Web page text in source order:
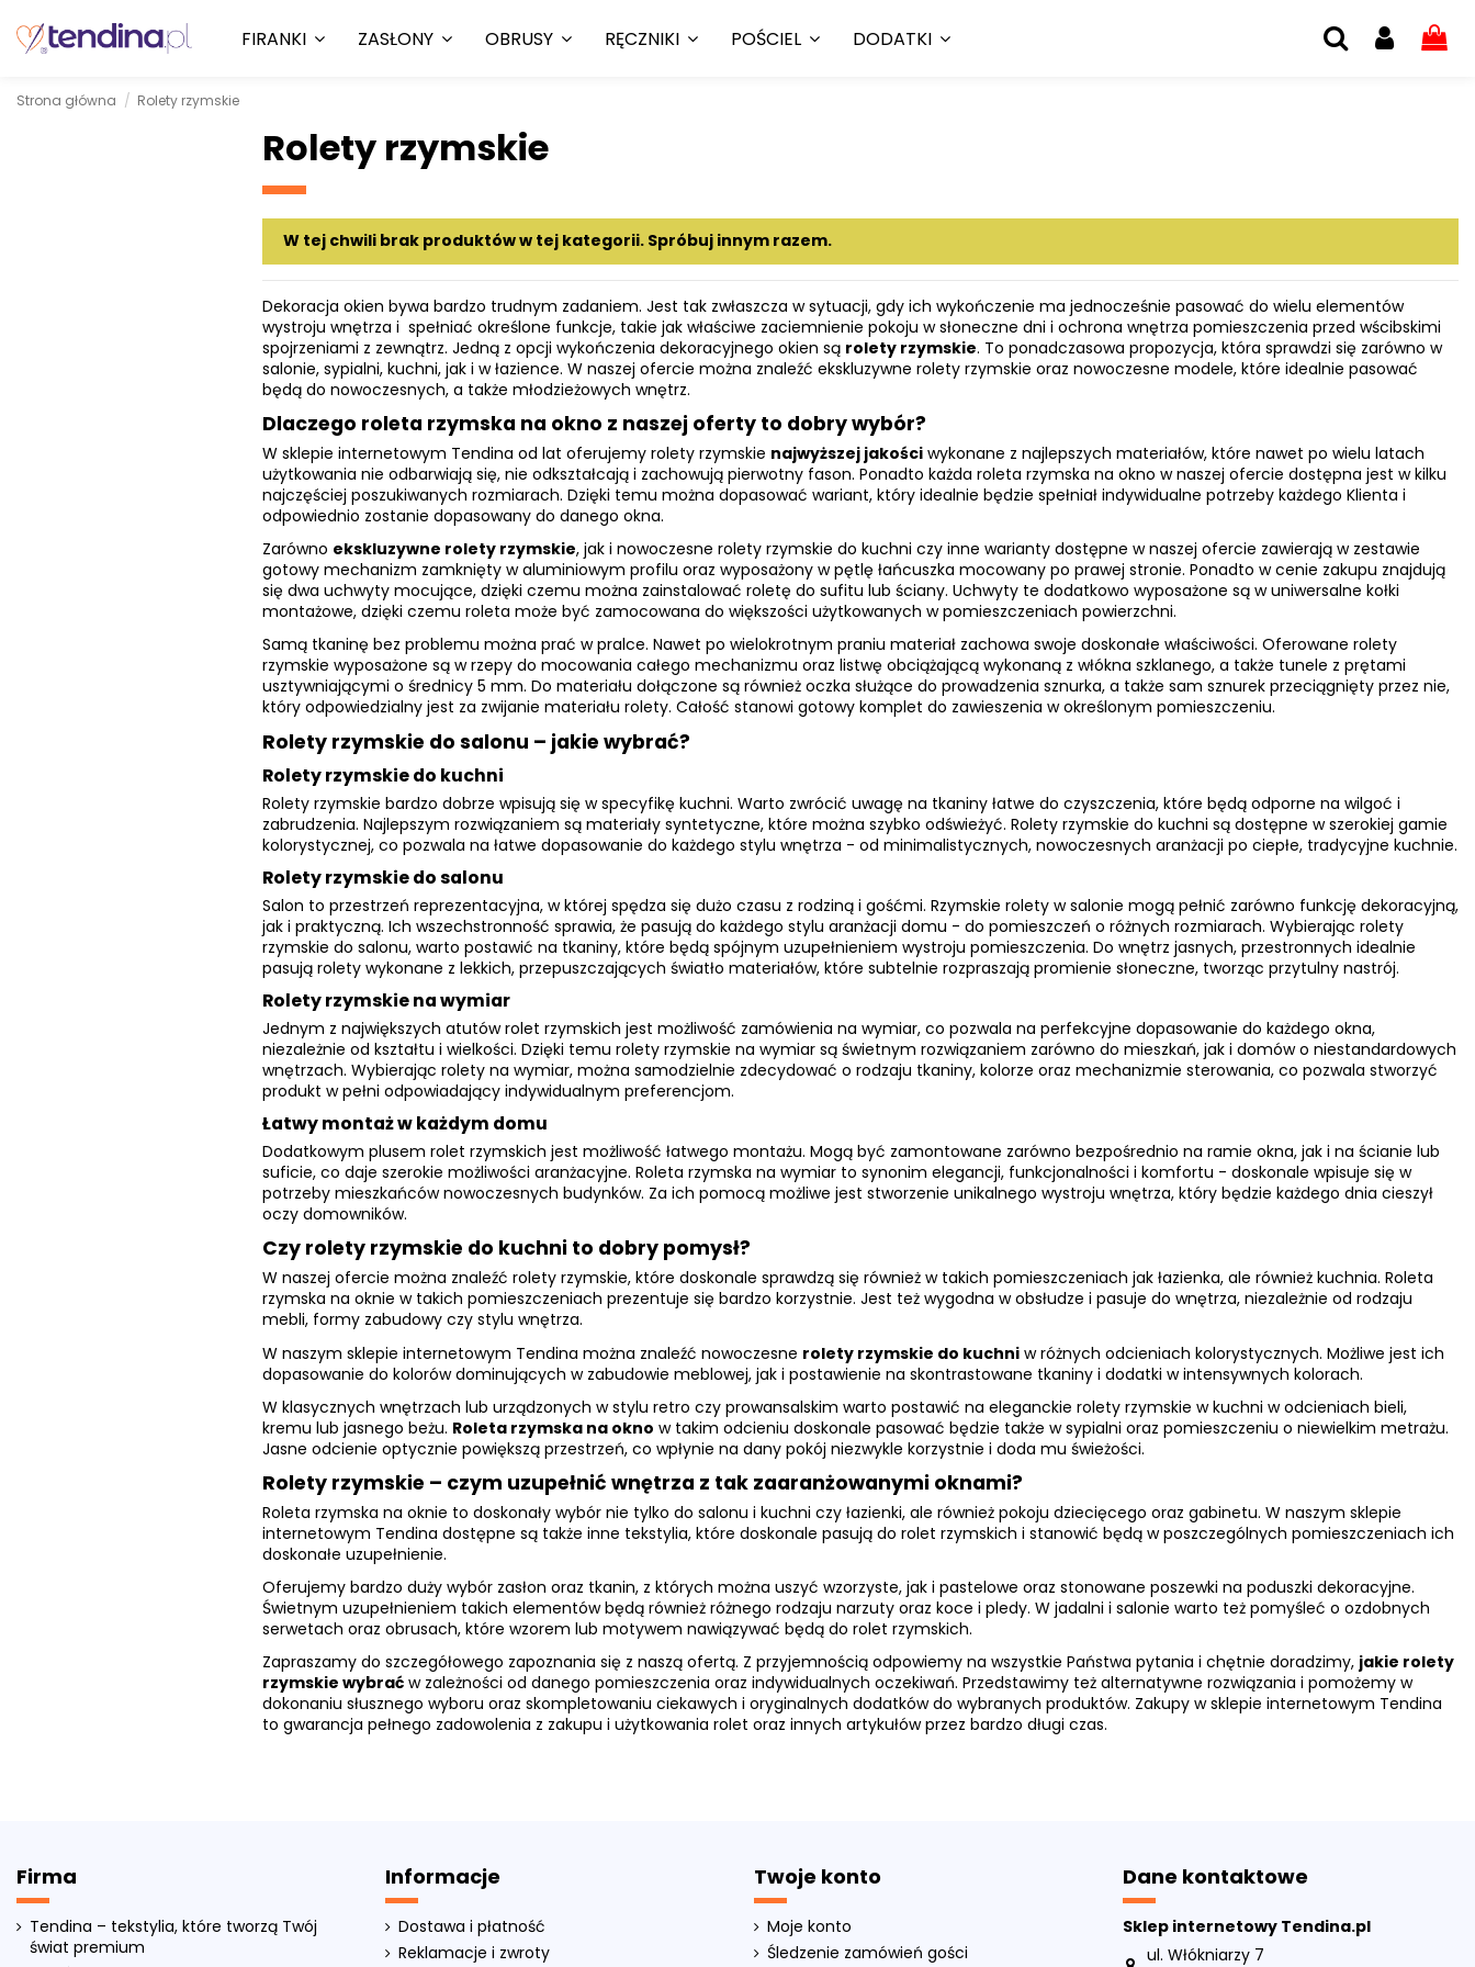
FIRANKI ZASŁONY OBRUSY RĘCZNIKI POŚCIEL DODATKI
Strona główna Rolety rzymskie
Rolety rzymskie
W tej chwili brak produktów w tej kategorii. Spróbuj innym razem.
Dekoracja okien bywa bardzo trudnym zadaniem. Jest tak zwłaszcza w sytuacji, gdy ich wykończenie ma jednocześnie pasować do wielu elementów
wystroju wnętrza i spełniać określone funkcje, takie jak właściwe zaciemnienie pokoju w słoneczne dni i ochrona wnętrza pomieszczenia przed wścibskimi
spojrzeniami z zewnątrz. Jedną z opcji wykończenia dekoracyjnego okien są rolety rzymskie. To ponadczasowa propozycja, która sprawdzi się zarówno w
salonie, sypialni, kuchni, jak i w łazience. W naszej ofercie można znaleźć ekskluzywne rolety rzymskie oraz nowoczesne modele, które idealnie pasować
będą do nowoczesnych, a także młodzieżowych wnętrz.
Dlaczego roleta rzymska na okno z naszej oferty to dobry wybór?
W sklepie internetowym Tendina od lat oferujemy rolety rzymskie najwyższej jakości wykonane z najlepszych materiałów, które nawet po wielu latach
użytkowania nie odbarwiają się, nie odkształcają i zachowują pierwotny fason. Ponadto każda roleta rzymska na okno w naszej ofercie dostępna jest w kilku
najczęściej poszukiwanych rozmiarach. Dzięki temu można dopasować wariant, który idealnie będzie spełniał indywidualne potrzeby każdego Klienta i
odpowiednio zostanie dopasowany do danego okna.
Zarówno ekskluzywne rolety rzymskie, jak i nowoczesne rolety rzymskie do kuchni czy inne warianty dostępne w naszej ofercie zawierają w zestawie
gotowy mechanizm zamknięty w aluminiowym profilu oraz wyposażony w pętlę łańcuszka mocowany po prawej stronie. Ponadto w cenie zakupu znajdują
się dwa uchwyty mocujące, dzięki czemu można zainstalować roletę do sufitu lub ściany. Uchwyty te dodatkowo wyposażone są w uniwersalne kołki
montażowe, dzięki czemu roleta może być zamocowana do większości użytkowanych w pomieszczeniach powierzchni.
Samą tkaninę bez problemu można prać w pralce. Nawet po wielokrotnym praniu materiał zachowa swoje doskonałe właściwości. Oferowane rolety
rzymskie wyposażone są w rzepy do mocowania całego mechanizmu oraz listwę obciążającą wykonaną z włókna szklanego, a także tunele z prętami
usztywniającymi o średnicy 5 mm. Do materiału dołączone są również oczka służące do prowadzenia sznurka, a także sam sznurek przeciągnięty przez nie,
który odpowiedzialny jest za zwijanie materiału rolety. Całość stanowi gotowy komplet do zawieszenia w określonym pomieszczeniu.
Rolety rzymskie do salonu – jakie wybrać?
Rolety rzymskie do kuchni
Rolety rzymskie bardzo dobrze wpisują się w specyfikę kuchni. Warto zwrócić uwagę na tkaniny łatwe do czyszczenia, które będą odporne na wilgoć i
zabrudzenia. Najlepszym rozwiązaniem są materiały syntetyczne, które można szybko odświeżyć. Rolety rzymskie do kuchni są dostępne w szerokiej gamie
kolorystycznej, co pozwala na łatwe dopasowanie do każdego stylu wnętrza - od minimalistycznych, nowoczesnych aranżacji po ciepłe, tradycyjne kuchnie.
Rolety rzymskie do salonu
Salon to przestrzeń reprezentacyjna, w której spędza się dużo czasu z rodziną i gośćmi. Rzymskie rolety w salonie mogą pełnić zarówno funkcję dekoracyjną,
jak i praktyczną. Ich wszechstronność sprawia, że pasują do każdego stylu aranżacji domu - do pomieszczeń o różnych rozmiarach. Wybierając rolety
rzymskie do salonu, warto postawić na tkaniny, które będą spójnym uzupełnieniem wystroju pomieszczenia. Do wnętrz jasnych, przestronnych idealnie
pasują rolety wykonane z lekkich, przepuszczających światło materiałów, które subtelnie rozpraszają promienie słoneczne, tworząc przytulny nastrój.
Rolety rzymskie na wymiar
Jednym z największych atutów rolet rzymskich jest możliwość zamówienia na wymiar, co pozwala na perfekcyjne dopasowanie do każdego okna,
niezależnie od kształtu i wielkości. Dzięki temu rolety rzymskie na wymiar są świetnym rozwiązaniem zarówno do mieszkań, jak i domów o niestandardowych
wnętrzach. Wybierając rolety na wymiar, można samodzielnie zdecydować o rodzaju tkaniny, kolorze oraz mechanizmie sterowania, co pozwala stworzyć
produkt w pełni odpowiadający indywidualnym preferencjom.
Łatwy montaż w każdym domu
Dodatkowym plusem rolet rzymskich jest możliwość łatwego montażu. Mogą być zamontowane zarówno bezpośrednio na ramie okna, jak i na ścianie lub
suficie, co daje szerokie możliwości aranżacyjne. Roleta rzymska na wymiar to synonim elegancji, funkcjonalności i komfortu - doskonale wpisuje się w
potrzeby mieszkańców nowoczesnych budynków. Za ich pomocą możliwe jest stworzenie unikalnego wystroju wnętrza, który będzie każdego dnia cieszył
oczy domowników.
Czy rolety rzymskie do kuchni to dobry pomysł?
W naszej ofercie można znaleźć rolety rzymskie, które doskonale sprawdzą się również w takich pomieszczeniach jak łazienka, ale również kuchnia. Roleta
rzymska na oknie w takich pomieszczeniach prezentuje się bardzo korzystnie. Jest też wygodna w obsłudze i pasuje do wnętrza, niezależnie od rodzaju
mebli, formy zabudowy czy stylu wnętrza.
W naszym sklepie internetowym Tendina można znaleźć nowoczesne rolety rzymskie do kuchni w różnych odcieniach kolorystycznych. Możliwe jest ich
dopasowanie do kolorów dominujących w zabudowie meblowej, jak i postawienie na skontrastowane tkaniny i dodatki w intensywnych kolorach.
W klasycznych wnętrzach lub urządzonych w stylu retro czy prowansalskim warto postawić na eleganckie rolety rzymskie w kuchni w odcieniach bieli,
kremu lub jasnego beżu. Roleta rzymska na okno w takim odcieniu doskonale pasować będzie także w sypialni oraz pomieszczeniu o niewielkim metrażu.
Jasne odcienie optycznie powiększą przestrzeń, co wpłynie na dany pokój niezwykle korzystnie i doda mu świeżości.
Rolety rzymskie – czym uzupełnić wnętrza z tak zaaranżowanymi oknami?
Roleta rzymska na oknie to doskonały wybór nie tylko do salonu i kuchni czy łazienki, ale również pokoju dziecięcego oraz gabinetu. W naszym sklepie
internetowym Tendina dostępne są także inne tekstylia, które doskonale pasują do rolet rzymskich i stanowić będą w poszczególnych pomieszczeniach ich
doskonałe uzupełnienie.
Oferujemy bardzo duży wybór zasłon oraz tkanin, z których można uszyć wzorzyste, jak i pastelowe oraz stonowane poszewki na poduszki dekoracyjne.
Świetnym uzupełnieniem takich elementów będą również różnego rodzaju narzuty oraz koce i pledy. W jadalni i salonie warto też pomyśleć o ozdobnych
serwetach oraz obrusach, które wzorem lub motywem nawiązywać będą do rolet rzymskich.
Zapraszamy do szczegółowego zapoznania się z naszą ofertą. Z przyjemnością odpowiemy na wszystkie Państwa pytania i chętnie doradzimy, jakie rolety
rzymskie wybrać w zależności od danego pomieszczenia oraz indywidualnych oczekiwań. Przedstawimy też alternatywne rozwiązania i pomożemy w
dokonaniu słusznego wyboru oraz skompletowaniu ciekawych i oryginalnych dodatków do wybranych produktów. Zakupy w sklepie internetowym Tendina
to gwarancja pełnego zadowolenia z zakupu i użytkowania rolet oraz innych artykułów przez bardzo długi czas.
Firma
Tendina – tekstylia, które tworzą Twój
świat premium
Informacje
Dostawa i płatność
Reklamacje i zwroty
Twoje konto
Moje konto
Śledzenie zamówień gości
Dane kontaktowe
Sklep internetowy Tendina.pl
ul. Włókniarzy 7